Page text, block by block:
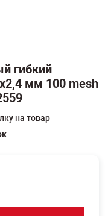
гибкий
мм 100 mesh